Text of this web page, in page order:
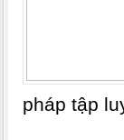
pháp tập